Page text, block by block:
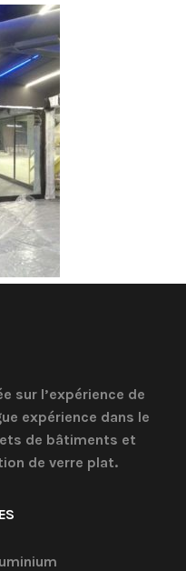
sur l’expérience de
expérience dans le
de bâtiments et
de verre plat.